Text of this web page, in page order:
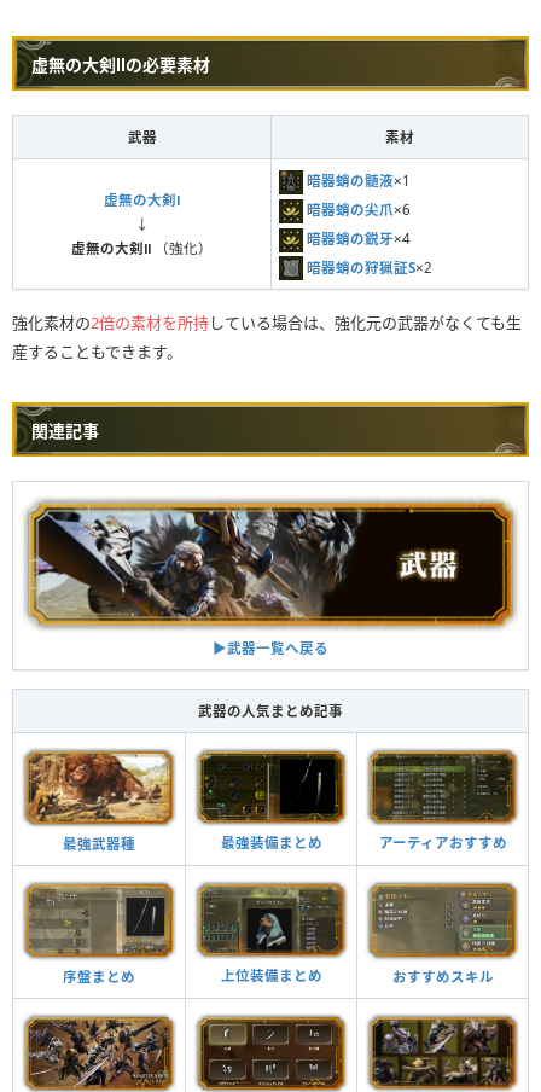
虚無の大剣Ⅱの必要素材
武器 素材
虚無の大剣Ⅰ
↓
虚無の大剣Ⅱ （強化）
暗器蛸の髄液×1
暗器蛸の尖爪×6
暗器蛸の鋭牙×4
暗器蛸の狩猟証S×2
強化素材の2倍の素材を所持している場合は、強化元の武器がなくても生
産することもできます。
関連記事
▶︎武器一覧へ戻る
武器の人気まとめ記事
最強武器種 最強装備まとめ アーティアおすすめ
序盤まとめ 上位装備まとめ おすすめスキル